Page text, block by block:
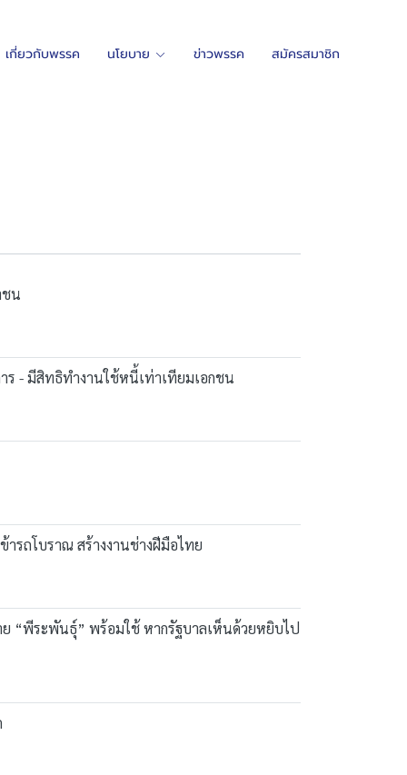
เกี่ยวกับพรรค นโยบาย ข่าวพรรค สมัครสมาชิก
ชน
ร - มีสิทธิทำงานใช้หนี้เท่าเทียมเอกชน
รถโบราณ สร้างงานช่างฝีมือไทย
“พีระพันธุ์” พร้อมใช้ หากรัฐบาลเห็นด้วยหยิบไป